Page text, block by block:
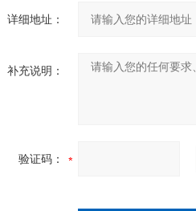
详细地址：
补充说明：
验证码：